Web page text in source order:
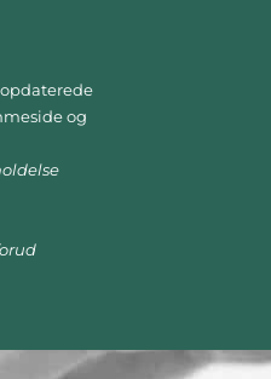
og